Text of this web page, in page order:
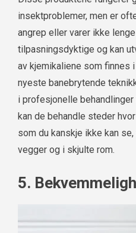
insektproblemer, men er
angrep eller varer ikke
tilpasningsdyktige og kan
av kjemikaliene som finnes
nyeste banebrytende
i profesjonelle
kan de behandle steder
som du kanskje ikke kan
vegger og i skjulte rom.
5.